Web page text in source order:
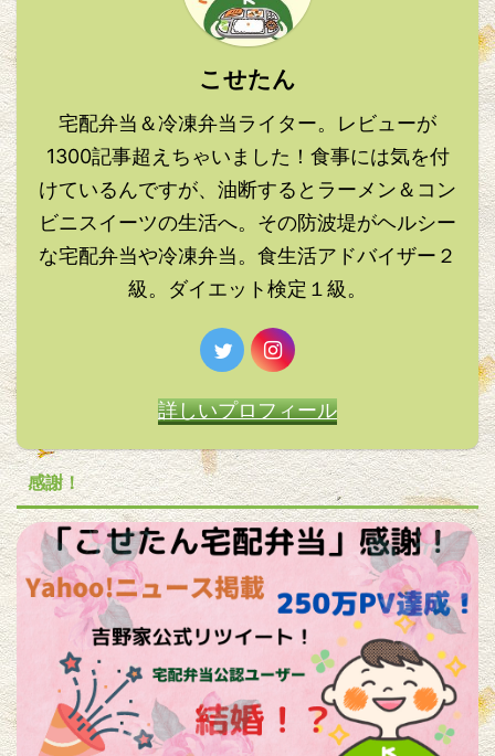
こせたん
宅配弁当＆冷凍弁当ライター。レビューが
1300記事超えちゃいました！食事には気を付
けているんですが、油断するとラーメン＆コン
ビニスイーツの生活へ。その防波堤がヘルシー
な宅配弁当や冷凍弁当。食生活アドバイザー２
級。ダイエット検定１級。
詳しいプロフィール
感謝！